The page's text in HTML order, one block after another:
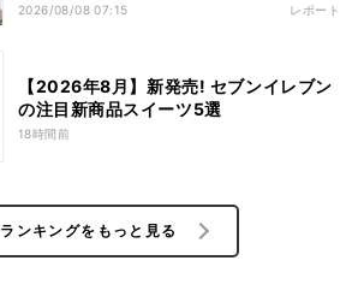
2026/08/08 07:15 レポート
【2026年8月】新発売! セブンイレブン
の注目新商品スイーツ5選
18時間前
ランキングをもっと見る